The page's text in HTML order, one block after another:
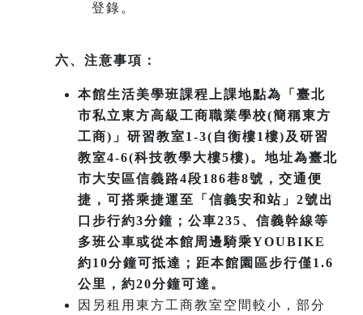
登錄。
六、注意事項：
本館生活美學班課程上課地點為「臺北
市私立東方高級工商職業學校(簡稱東方
工商)」研習教室1-3(自衡樓1樓)及研習
教室4-6(科技教學大樓5樓)。地址為臺北
市大安區信義路4段186巷8號，交通便
捷，可搭乘捷運至「信義安和站」2號出
口步行約3分鐘；公車235、信義幹線等
多班公車或從本館周邊騎乘YOUBIKE
約10分鐘可抵達；距本館園區步行僅1.6
公里，約20分鐘可達。
因另租用東方工商教室空間較小，部分